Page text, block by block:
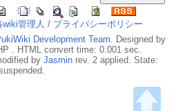
wiki管理人 / プライバシーポリシー
Development Team. Designed by
. HTML convert time: 0.001 sec.
by Jasminrev. 2 applied. State: